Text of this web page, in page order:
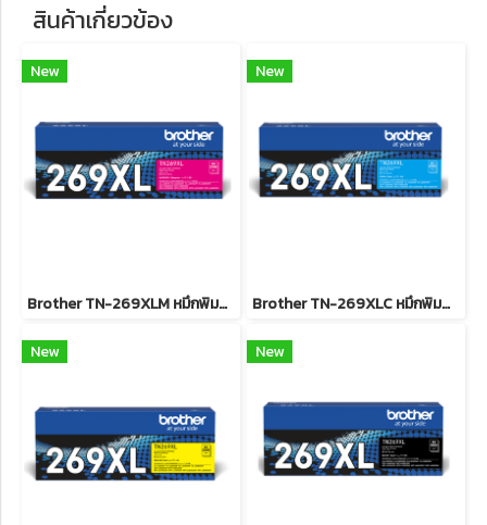
สินค้าเกี่ยวข้อง
New
Brother TN-269XLM หมึกพิมพ์เลเซอร์บราเดอร์ รับประกันศูนย์บริการของแท้แน่นอน
New
Brother TN-269XLC หมึกพิมพ์เลเซอร์บราเดอร์ รับประกันศูนย์บริการของแท้แน่นอน
New New